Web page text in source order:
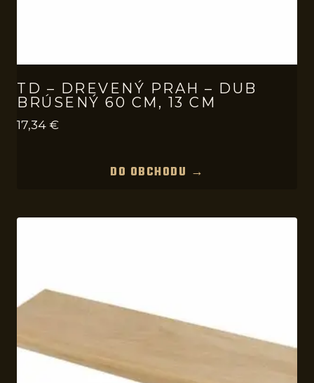
TD – DREVENÝ PRAH – DUB
BRÚSENÝ 60 CM, 13 CM
17,34 €
DO OBCHODU →